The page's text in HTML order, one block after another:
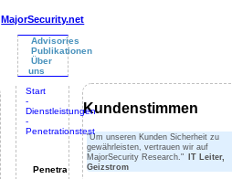
MajorSecurity.net
Advisories
Publikationen
Über
uns
Kundenstimmen
"Um unseren Kunden Sicherheit zu
gewährleisten, vertrauen wir auf
MajorSecurity Research." IT Leiter,
Geizstrom
Start
-
Dienstleistungen
-
Penetrationstest
Penetrationstest